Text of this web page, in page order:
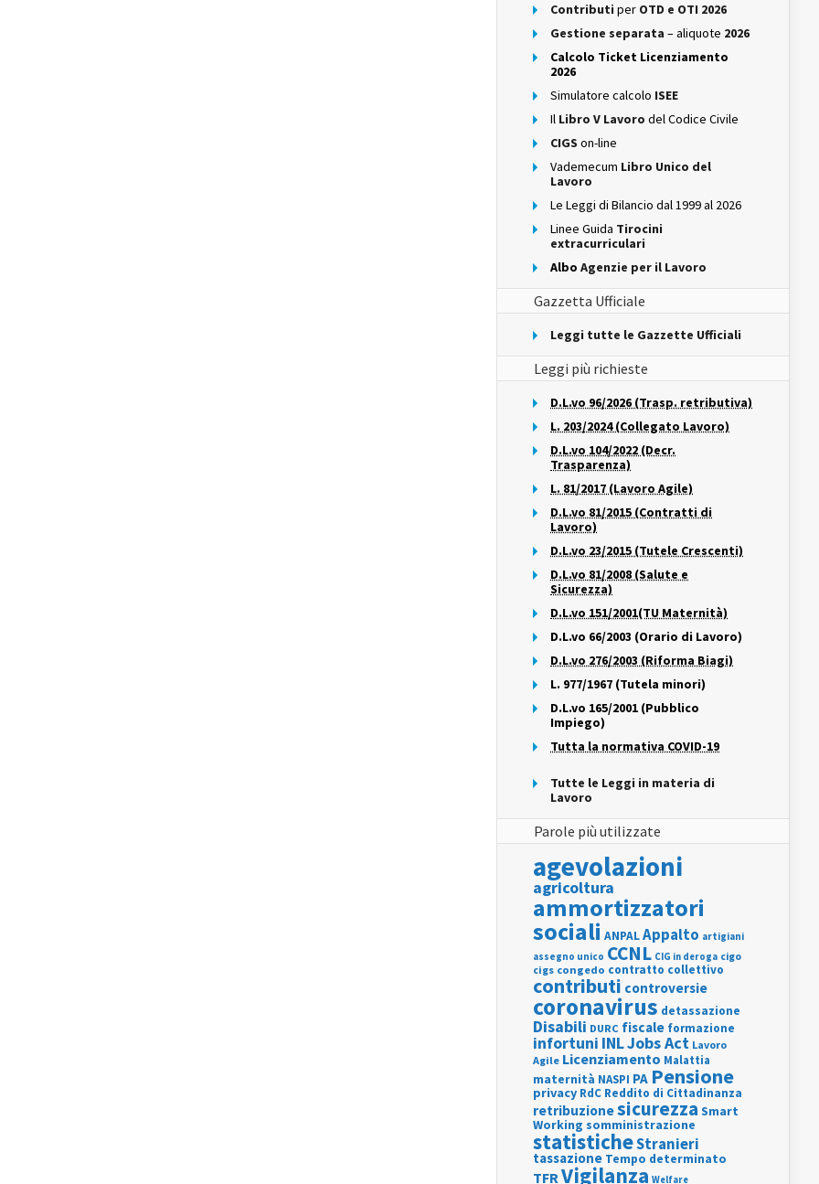
Contributi per OTD e OTI 2026
Gestione separata – aliquote 2026
Calcolo Ticket Licenziamento
2026
Simulatore calcolo ISEE
Il Libro V Lavoro del Codice Civile
CIGS on-line
Vademecum Libro Unico del
Lavoro
Le Leggi di Bilancio dal 1999 al 2026
Linee Guida Tirocini
extracurriculari
Albo Agenzie per il Lavoro
Gazzetta Ufficiale
Leggi tutte le Gazzette Ufficiali
Leggi più richieste
D.L.vo 96/2026 (Trasp. retributiva)
L. 203/2024 (Collegato Lavoro)
D.L.vo 104/2022 (Decr.
Trasparenza)
L. 81/2017 (Lavoro Agile)
D.L.vo 81/2015 (Contratti di
Lavoro)
D.L.vo 23/2015 (Tutele Crescenti)
D.L.vo 81/2008 (Salute e
Sicurezza)
D.L.vo 151/2001(TU Maternità)
D.L.vo 66/2003 (Orario di Lavoro)
D.L.vo 276/2003 (Riforma Biagi)
L. 977/1967 (Tutela minori)
D.L.vo 165/2001 (Pubblico
Impiego)
Tutta la normativa COVID-19
Tutte le Leggi in materia di
Lavoro
Parole più utilizzate
agevolazioni
agricoltura
ammortizzatori
sociali ANPALAppalto artigiani
assegno unico CCNL CIG in deroga cigo
cigs congedo contratto collettivo
contributi controversie
coronavirus detassazione
Disabili DURC fiscale formazione
infortuni INLJobs Act Lavoro
Agile Licenziamento Malattia
maternità NASPI PA Pensione
privacy RdC Reddito di Cittadinanza
retribuzionesicurezza Smart
Working somministrazione
statisticheStranieri
tassazione Tempo determinato
TFRVigilanza Welfare